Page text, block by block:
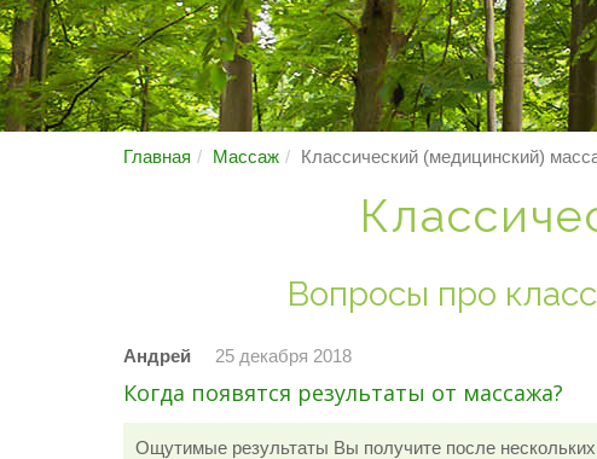
Главная Массаж Классический (медицинский)
Вопросы про
Андрей 25 декабря 2018
Когда появятся результаты от массажа?
Ощутимые результаты Вы получите после